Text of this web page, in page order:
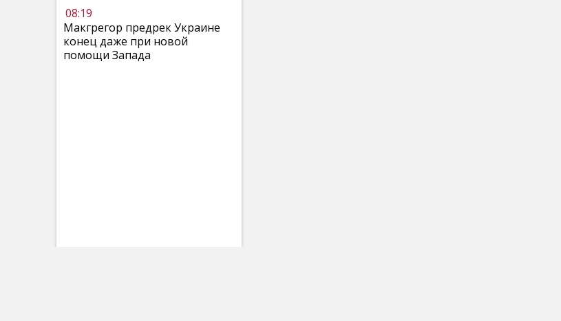
08:19
Макгрегор предрек Украине
конец даже при новой
помощи Запада